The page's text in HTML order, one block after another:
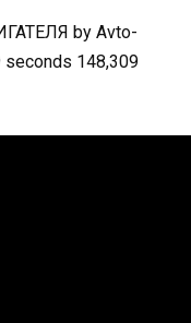
by Avto-
seconds 148,309